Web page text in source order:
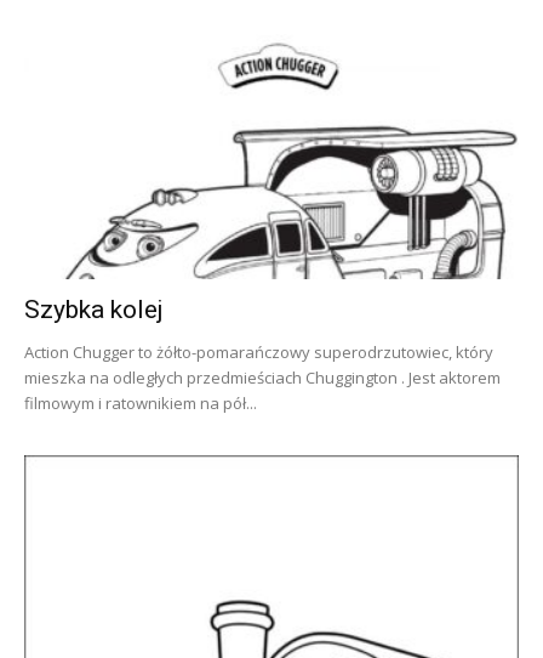
Szybka kolej
Action Chugger to żółto-pomarańczowy superodrzutowiec, który
mieszka na odległych przedmieściach Chuggington . Jest aktorem
filmowym i ratownikiem na pół...